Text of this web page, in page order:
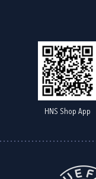
HNS Shop App